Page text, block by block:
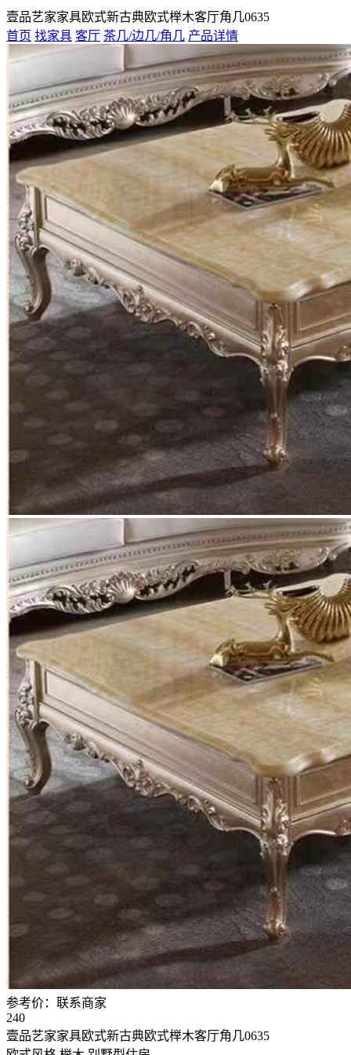
壹品艺家家具欧式新古典欧式榉木客厅角几0635
首页 找家具 客厅 茶几/边几/角几 产品详情
参考价： 联系商家
240
壹品艺家家具欧式新古典欧式榉木客厅角几0635